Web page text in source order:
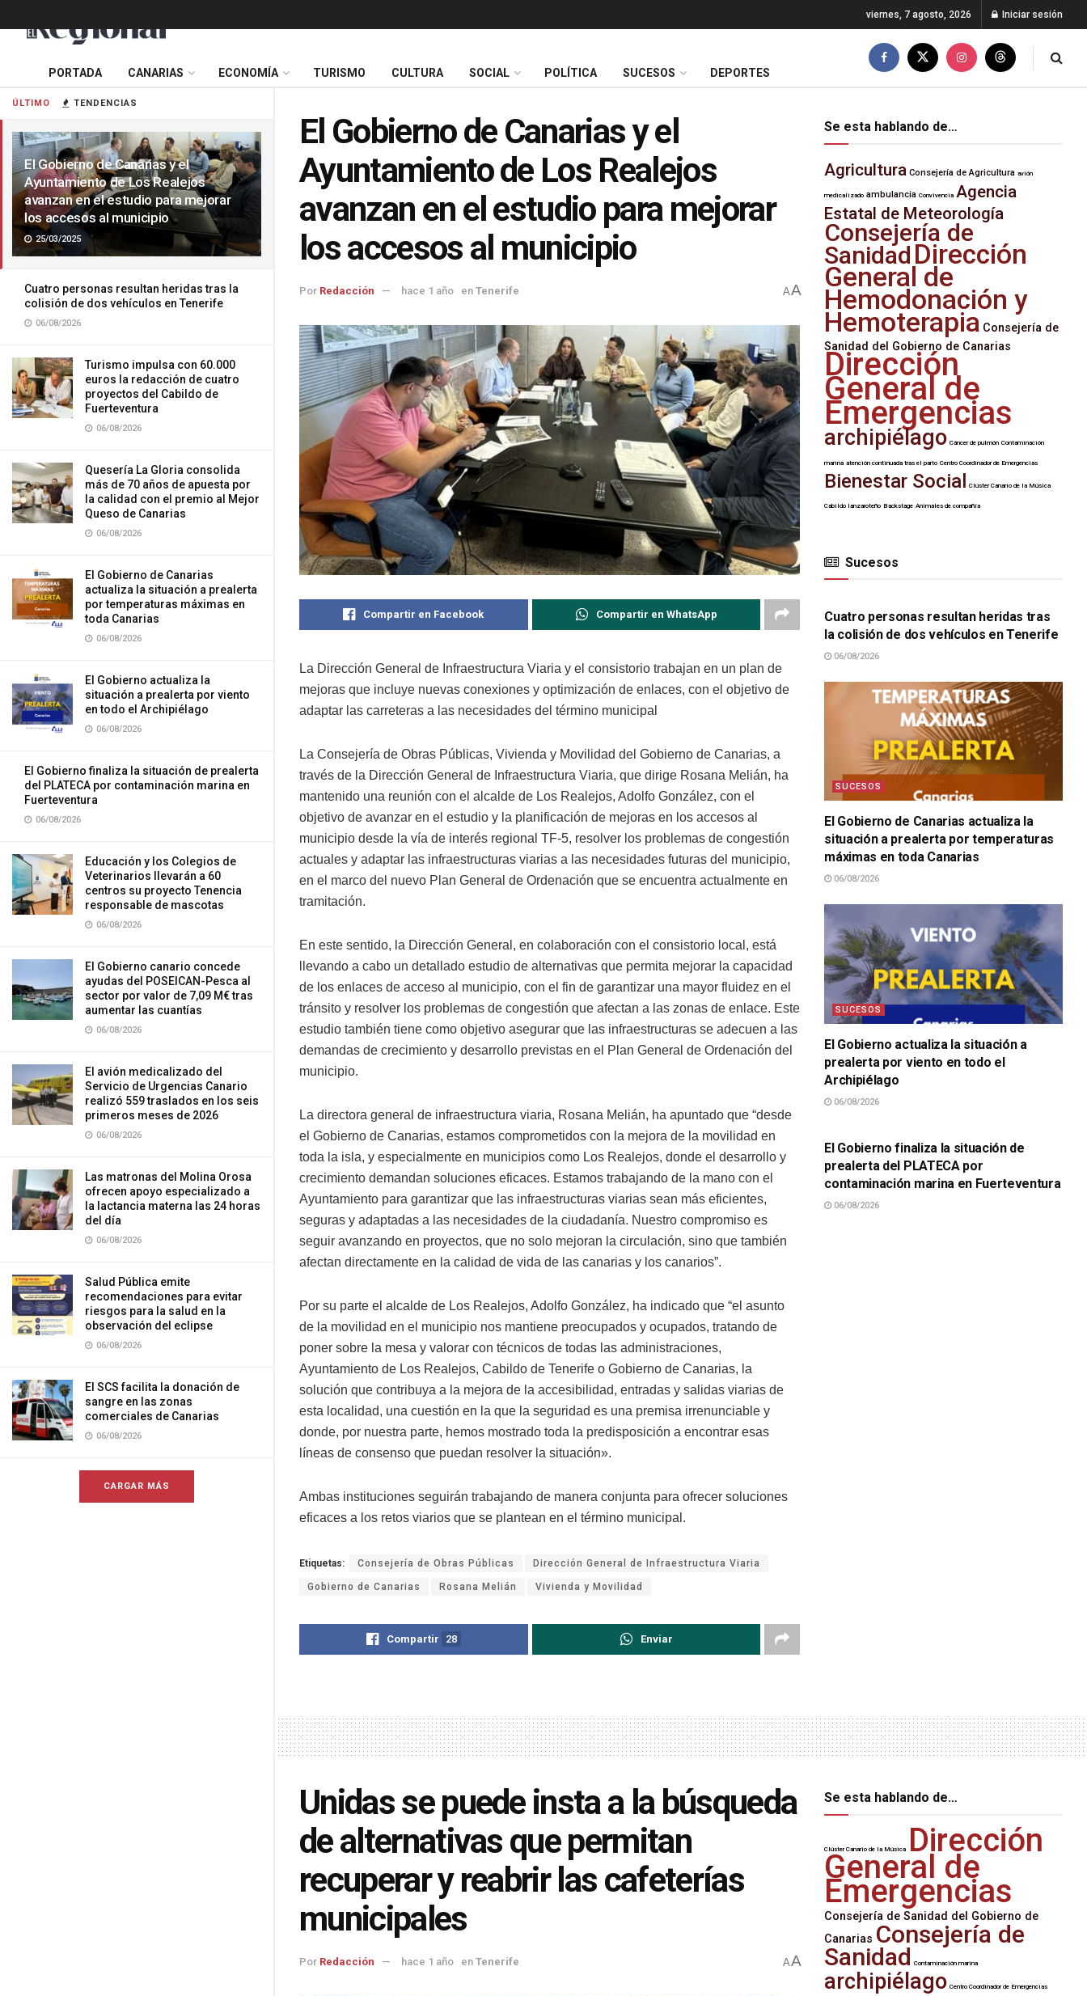
ÚLTIMO TENDENCIAS
El Gobierno de Canarias y el
Ayuntamiento de Los Realejos
avanzan en el estudio para mejorar
los accesos al municipio
25/03/2025
Cuatro personas resultan heridas tras la
colisión de dos vehículos en Tenerife
06/08/2026
Turismo impulsa con 60.000
euros la redacción de cuatro
proyectos del Cabildo de
Fuerteventura
06/08/2026
Quesería La Gloria consolida
más de 70 años de apuesta por
la calidad con el premio al Mejor
Queso de Canarias
06/08/2026
El Gobierno de Canarias
actualiza la situación a prealerta
por temperaturas máximas en
toda Canarias
06/08/2026
El Gobierno actualiza la
situación a prealerta por viento
en todo el Archipiélago
06/08/2026
El Gobierno finaliza la situación de prealerta
del PLATECA por contaminación marina en
Fuerteventura
06/08/2026
Educación y los Colegios de
Veterinarios llevarán a 60
centros su proyecto Tenencia
responsable de mascotas
06/08/2026
El Gobierno canario concede
ayudas del POSEICAN-Pesca al
sector por valor de 7,09 M€ tras
aumentar las cuantías
06/08/2026
El avión medicalizado del
Servicio de Urgencias Canario
realizó 559 traslados en los seis
primeros meses de 2026
06/08/2026
Las matronas del Molina Orosa
ofrecen apoyo especializado a
la lactancia materna las 24 horas
del día
06/08/2026
Salud Pública emite
recomendaciones para evitar
riesgos para la salud en la
observación del eclipse
06/08/2026
El SCS facilita la donación de
sangre en las zonas
comerciales de Canarias
06/08/2026
CARGAR MÁS
viernes, 7 agosto, 2026 Iniciar sesión
PORTADA CANARIAS ECONOMÍA TURISMO CULTURA SOCIAL POLÍTICA SUCESOS DEPORTES
El Gobierno de Canarias y el
Ayuntamiento de Los Realejos
avanzan en el estudio para mejorar
los accesos al municipio
Por Redacción hace 1 año en Tenerife AA
Compartir en Facebook Compartir en WhatsApp
La Dirección General de Infraestructura Viaria y el consistorio trabajan en un plan de
mejoras que incluye nuevas conexiones y optimización de enlaces, con el objetivo de
adaptar las carreteras a las necesidades del término municipal
La Consejería de Obras Públicas, Vivienda y Movilidad del Gobierno de Canarias, a
través de la Dirección General de Infraestructura Viaria, que dirige Rosana Melián, ha
mantenido una reunión con el alcalde de Los Realejos, Adolfo González, con el
objetivo de avanzar en el estudio y la planificación de mejoras en los accesos al
municipio desde la vía de interés regional TF-5, resolver los problemas de congestión
actuales y adaptar las infraestructuras viarias a las necesidades futuras del municipio,
en el marco del nuevo Plan General de Ordenación que se encuentra actualmente en
tramitación.
En este sentido, la Dirección General, en colaboración con el consistorio local, está
llevando a cabo un detallado estudio de alternativas que permita mejorar la capacidad
de los enlaces de acceso al municipio, con el fin de garantizar una mayor fluidez en el
tránsito y resolver los problemas de congestión que afectan a las zonas de enlace. Este
estudio también tiene como objetivo asegurar que las infraestructuras se adecuen a las
demandas de crecimiento y desarrollo previstas en el Plan General de Ordenación del
municipio.
La directora general de infraestructura viaria, Rosana Melián, ha apuntado que “desde
el Gobierno de Canarias, estamos comprometidos con la mejora de la movilidad en
toda la isla, y especialmente en municipios como Los Realejos, donde el desarrollo y
crecimiento demandan soluciones eficaces. Estamos trabajando de la mano con el
Ayuntamiento para garantizar que las infraestructuras viarias sean más eficientes,
seguras y adaptadas a las necesidades de la ciudadanía. Nuestro compromiso es
seguir avanzando en proyectos, que no solo mejoran la circulación, sino que también
afectan directamente en la calidad de vida de las canarias y los canarios”.
Por su parte el alcalde de Los Realejos, Adolfo González, ha indicado que “el asunto
de la movilidad en el municipio nos mantiene preocupados y ocupados, tratando de
poner sobre la mesa y valorar con técnicos de todas las administraciones,
Ayuntamiento de Los Realejos, Cabildo de Tenerife o Gobierno de Canarias, la
solución que contribuya a la mejora de la accesibilidad, entradas y salidas viarias de
esta localidad, una cuestión en la que la seguridad es una premisa irrenunciable y
donde, por nuestra parte, hemos mostrado toda la predisposición a encontrar esas
líneas de consenso que puedan resolver la situación».
Ambas instituciones seguirán trabajando de manera conjunta para ofrecer soluciones
eficaces a los retos viarios que se plantean en el término municipal.
Etiquetas: Consejería de Obras Públicas Dirección General de Infraestructura Viaria
Gobierno de Canarias Rosana Melián Vivienda y Movilidad
Compartir 28 Enviar
Se esta hablando de…
Agricultura Consejería de Agricultura avión
medicalizado ambulancia Convivencia Agencia
Estatal de Meteorología
Consejería de
Sanidad Dirección
General de
Hemodonación y
Hemoterapia Consejería de
Sanidad del Gobierno de Canarias
Dirección
General de
Emergencias
archipiélago Cáncer de pulmón Contaminación
marina atención continuada tras el parto Centro Coordinador de Emergencias
Bienestar Social Clúster Canario de la Música
Cabildo lanzaroteño Backstage Animales de compañía
Sucesos
SUCESOS
Cuatro personas resultan heridas tras
la colisión de dos vehículos en Tenerife
06/08/2026
SUCESOS
El Gobierno de Canarias actualiza la
situación a prealerta por temperaturas
máximas en toda Canarias
06/08/2026
SUCESOS
El Gobierno actualiza la situación a
prealerta por viento en todo el
Archipiélago
06/08/2026
El Gobierno finaliza la situación de
prealerta del PLATECA por
contaminación marina en Fuerteventura
06/08/2026
Unidas se puede insta a la búsqueda
de alternativas que permitan
recuperar y reabrir las cafeterías
municipales
Por Redacción hace 1 año en Tenerife AA
Se esta hablando de…
Clúster Canario de la Música Dirección
General de
Emergencias
Consejería de Sanidad del Gobierno de
Canarias Consejería de
Sanidad Contaminación marina
archipiélago Centro Coordinador de Emergencias